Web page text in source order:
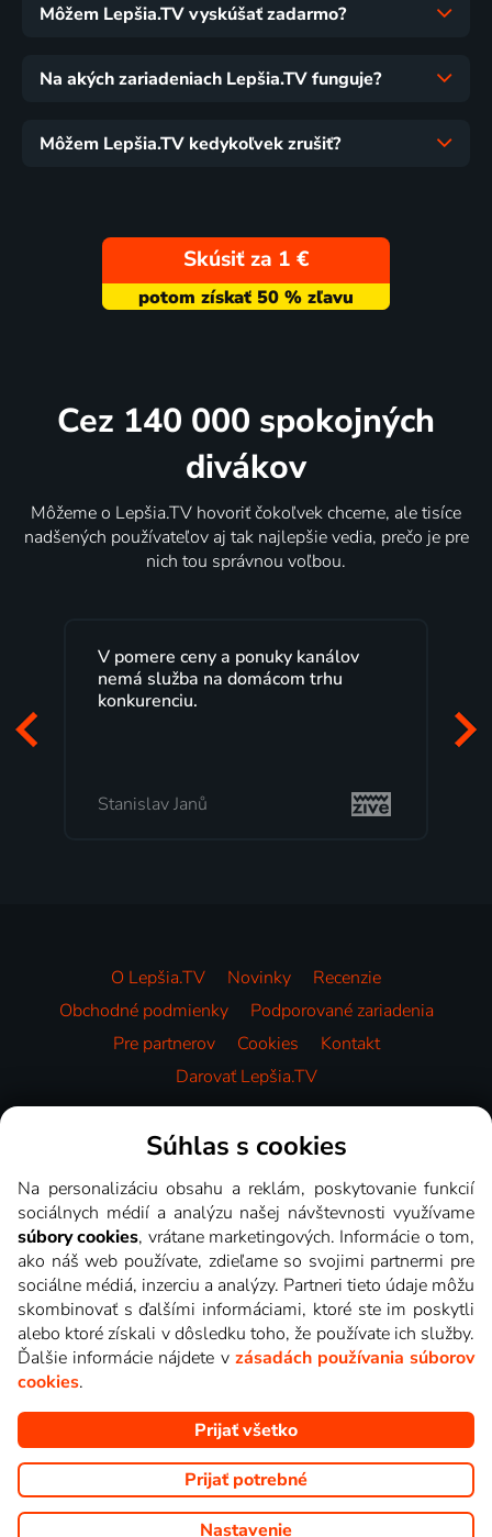
Môžem Lepšia.TV vyskúšať zadarmo?
Na akých zariadeniach Lepšia.TV funguje?
Môžem Lepšia.TV kedykoľvek zrušiť?
Skúsiť za 1 €
Cez 140 000 spokojných
divákov
Môžeme o Lepšia.TV hovoriť čokoľvek chceme, ale tisíce
nadšených používateľov aj tak najlepšie vedia, prečo je pre
nich tou správnou voľbou.
V pomere ceny a ponuky kanálov
nemá služba na domácom trhu
konkurenciu.
Stanislav Janů
O Lepšia.TV Novinky
Recenzie
Obchodné podmienky
Podporované zariadenia
Pre partnerov
Cookies
Kontakt
Darovať Lepšia.TV
Videotéka
Copyright © goNET s.r.o. Na tomto webe sú zobrazované obrázky
z relácií TV staníc, ktoré môžete sledovať v Lepšia.TV.
Súhlas s cookies
Na personalizáciu obsahu a reklám, poskytovanie funkcií
sociálnych médií a analýzu našej návštevnosti využívame
súbory cookies, vrátane marketingových. Informácie o tom,
ako náš web používate, zdieľame so svojimi partnermi pre
sociálne médiá, inzerciu a analýzy. Partneri tieto údaje môžu
skombinovať s ďalšími informáciami, ktoré ste im poskytli
alebo ktoré získali v dôsledku toho, že používate ich služby.
Ďalšie informácie nájdete v zásadách používania súborov
cookies.
Prijať všetko
Prijať potrebné
Nastavenie